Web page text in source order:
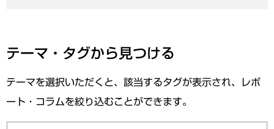
テーマ・タグから見つける
テーマを選択いただくと、該当するタグが表示され、レポ
ート・コラムを絞り込むことができます。